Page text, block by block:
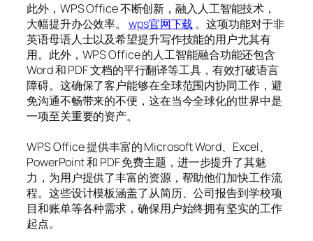
此外，WPS Office 不断创新，融入人工智能技术，
大幅提升办公效率。 wps官网下载。这项功能对于非
英语母语人士以及希望提升写作技能的用户尤其有
用。此外，WPS Office 的人工智能融合功能还包含
Word 和 PDF 文档的平行翻译等工具，有效打破语言
障碍。这确保了客户能够在全球范围内协同工作，避
免沟通不畅带来的不便，这在当今全球化的世界中是
一项至关重要的资产。
WPS Office 提供丰富的 Microsoft Word、Excel、
PowerPoint 和 PDF 免费主题，进一步提升了其魅
力，为用户提供了丰富的资源，帮助他们加快工作流
程。这些设计模板涵盖了从简历、公司报告到学校项
目和账单等各种需求，确保用户始终拥有坚实的工作
起点。